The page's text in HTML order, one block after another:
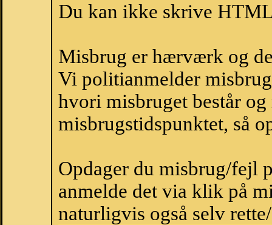
Du kan ikke skrive
Misbrug er hærværk og
Vi politianmelder
hvori misbruget består
misbrugstidspunktet, så
Opdager du misbrug/fejl
anmelde det via klik på
naturligvis også selv